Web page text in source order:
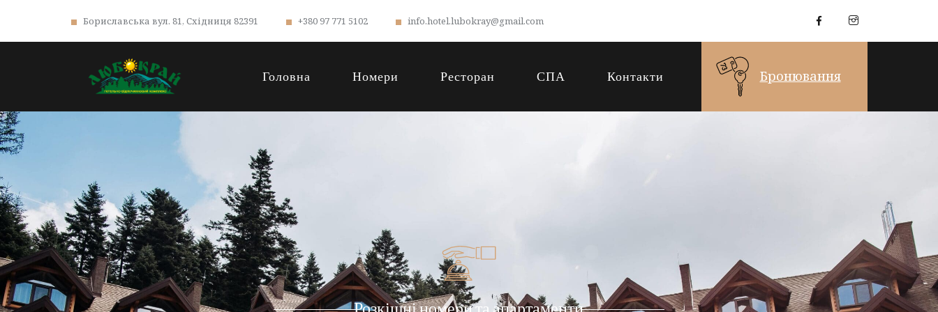
Бориславська вул. 81, Східниця 82391 +380 97 771 5102 info.hotel.lubokray@gmail.com
Головна Номери Ресторан СПА Контакти Бронювання